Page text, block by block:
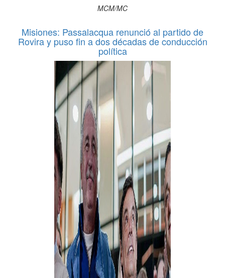
MCM/MC
Misiones: Passalacqua renunció al partido de
Rovira y puso fin a dos décadas de conducción
política